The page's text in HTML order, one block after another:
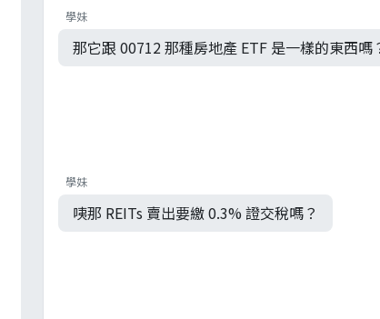
學妹
那它跟 00712 那種房地產 ETF 是一樣的東西嗎
學妹
咦那 REITs 賣出要繳 0.3% 證交稅嗎？